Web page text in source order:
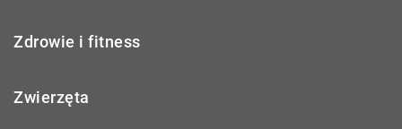
Zdrowie i fitness
Zwierzęta